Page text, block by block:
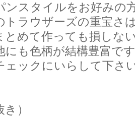
ンスタイルをお好みの
トラウザーズの重宝さ
とめて作っても損しな
にも色柄が結構豊富で
ェックにいらして下さ
）